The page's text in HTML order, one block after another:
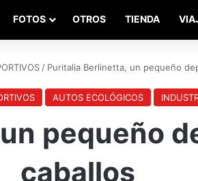
FOTOS OTROS TIENDA
/ Puritalia Berlinetta, un pequeño
AUTOS ECOLÓGICOS
pequeño
caballos